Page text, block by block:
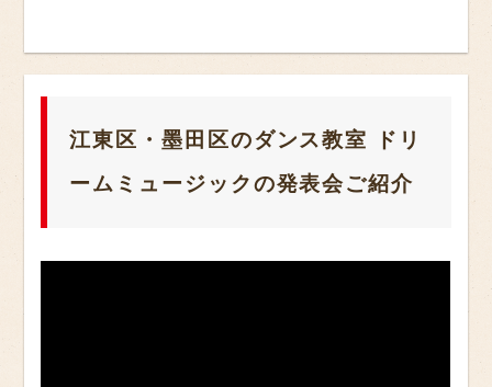
江東区・墨田区のダンス教室 ドリ
ームミュージックの発表会ご紹介